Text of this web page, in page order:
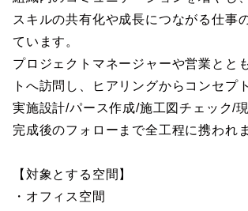
スキルの共有化や成長につながる仕事
ています。
プロジェクトマネージャーや営業とと
トへ訪問し、ヒアリングからコンセプ
実施設計/パース作成/施工図チェック/
完成後のフォローまで全工程に携われ
【対象とする空間】
・オフィス空間